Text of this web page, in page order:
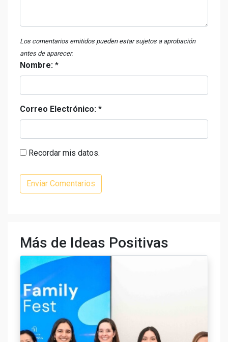
Los comentarios emitidos pueden estar sujetos a aprobación
antes de aparecer.
Nombre: *
Correo Electrónico: *
Recordar mis datos.
Más de Ideas Positivas